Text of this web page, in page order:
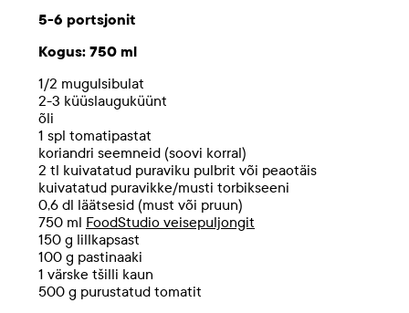
5-6 portsjonit
Kogus: 750 ml
1/2 mugulsibulat
2-3 küüslauguküünt
õli
1 spl tomatipastat
koriandri seemneid (soovi korral)
2 tl kuivatatud puraviku pulbrit või peaotäis
kuivatatud puravikke/musti torbikseeni
0,6 dl läätsesid (must või pruun)
750 ml FoodStudio veisepuljongit
150 g lillkapsast
100 g pastinaaki
1 värske tšilli kaun
500 g purustatud tomatit